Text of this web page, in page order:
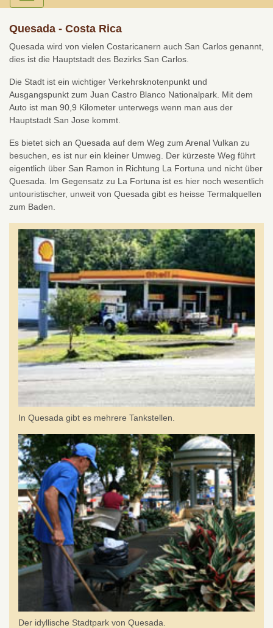
Quesada - Costa Rica
Quesada wird von vielen Costaricanern auch San Carlos genannt,
dies ist die Hauptstadt des Bezirks San Carlos.
Die Stadt ist ein wichtiger Verkehrsknotenpunkt und
Ausgangspunkt zum Juan Castro Blanco Nationalpark. Mit dem
Auto ist man 90,9 Kilometer unterwegs wenn man aus der
Hauptstadt San Jose kommt.
Es bietet sich an Quesada auf dem Weg zum Arenal Vulkan zu
besuchen, es ist nur ein kleiner Umweg. Der kürzeste Weg führt
eigentlich über San Ramon in Richtung La Fortuna und nicht über
Quesada. Im Gegensatz zu La Fortuna ist es hier noch wesentlich
untouristischer, unweit von Quesada gibt es heisse Termalquellen
zum Baden.
In Quesada gibt es mehrere Tankstellen.
Der idyllische Stadtpark von Quesada.